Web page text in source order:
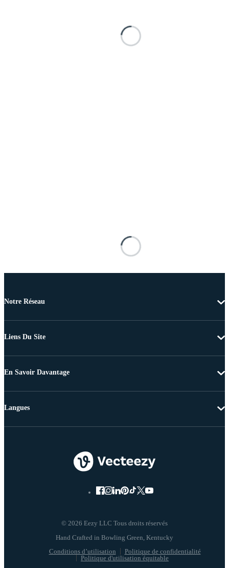
Notre Réseau
Liens Du Site
En Savoir Davantage
© 2026 Eezy LLC Tous droits réservés
Conditions d’utilisation
Politique de confidentialité
Politique d'utilisation équitable
Langues